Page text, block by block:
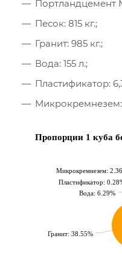
Портландцемент
Песок: 815 кг.;
Гранит: 985 кг.;
Вода: 155 л.;
Пластификатор:
Микрокремнезем:
Микрокремнезем:
Пластификатор:
Вода: 6.29%
Гранит: 38.55%
Пропорции 1 куба